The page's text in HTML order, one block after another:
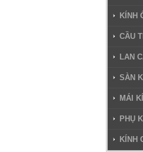
KÍNH
CẦU
LAN
SÀN
MÁI
PHỤ
KÍNH